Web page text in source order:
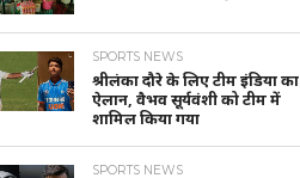
SPORTS NEWS
श्रीलंका दौरे के लिए टीम इंडिया का
ऐलान, वैभव सूर्यवंशी को टीम में
शामिल किया गया
SPORTS NEWS